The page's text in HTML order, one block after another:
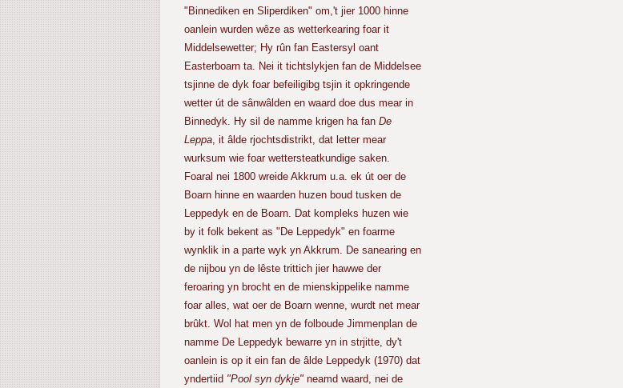
"Binnediken en Sliperdiken" om,'t jier 1000 hinne
oanlein wurden wêze as wetterkearing foar it
Middelsewetter; Hy rûn fan Eastersyl oant
Easterboarn ta. Nei it tichtslykjen fan de Middelsee
tsjinne de dyk foar befeiligibg tsjin it opkringende
wetter út de sânwâlden en waard doe dus mear in
Binnedyk. Hy sil de namme krigen ha fan De
Leppa, it âlde rjochtsdistrikt, dat letter mear
wurksum wie foar wettersteatkundige saken.
Foaral nei 1800 wreide Akkrum u.a. ek út oer de
Boarn hinne en waarden huzen boud tusken de
Leppedyk en de Boarn. Dat kompleks huzen wie
by it folk bekent as "De Leppedyk" en foarme
wynklik in a parte wyk yn Akkrum. De sanearing en
de nijbou yn de lêste trittich jier hawwe der
feroaring yn brocht en de mienskippelike namme
foar alles, wat oer de Boarn wenne, wurdt net mear
brûkt. Wol hat men yn de folboude Jimmenplan de
namme De Leppedyk bewarre yn in strjitte, dy't
oanlein is op it ein fan de âlde Leppedyk (1970) dat
yndertiid "Pool syn dykje"neamd waard, nei de